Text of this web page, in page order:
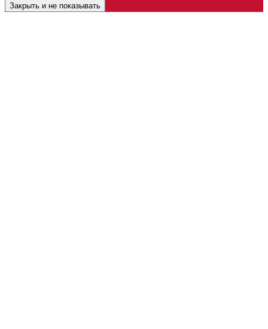
Закрыть и не показывать